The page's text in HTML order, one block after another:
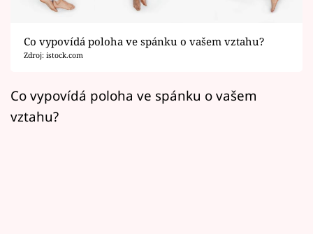
Sledujte prima+
Filmový festival Karlovy Vary
Mámy sobě
Co vypovídá poloha ve spánku o vašem vztahu?
Zdroj: istock.com
Co vypovídá poloha ve spánku o vašem
vztahu?